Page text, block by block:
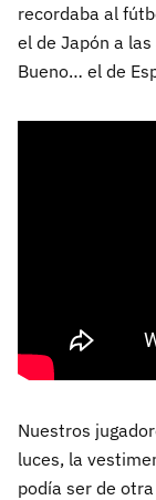
recordaba al
el de Japón a
Bueno… el de
Nuestros
luces, la
podía ser de